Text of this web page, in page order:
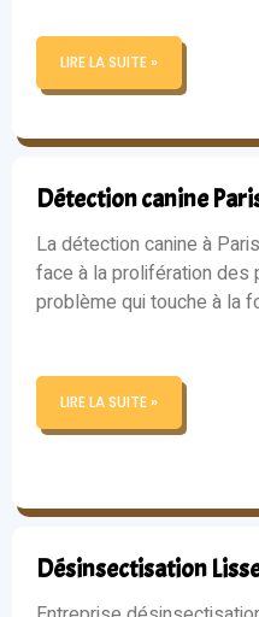
LIRE LA SUITE »
Détection canine
La détection canine à
face à la prolifération des
problème qui touche à la
LIRE LA SUITE »
Désinsectisation